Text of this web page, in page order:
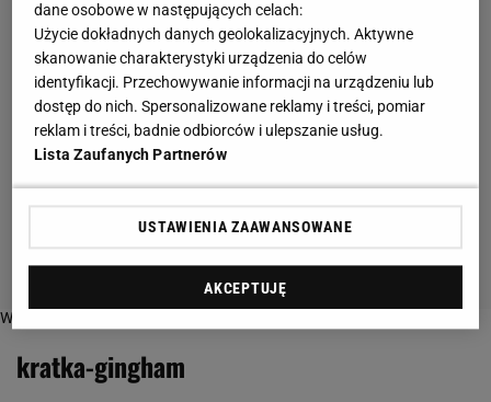
kratka-gingham
dane osobowe w następujących celach:
Użycie dokładnych danych geolokalizacyjnych. Aktywne
skanowanie charakterystyki urządzenia do celów
identyfikacji. Przechowywanie informacji na urządzeniu lub
dostęp do nich. Spersonalizowane reklamy i treści, pomiar
reklam i treści, badnie odbiorców i ulepszanie usług.
Lista Zaufanych Partnerów
USTAWIENIA ZAAWANSOWANE
AKCEPTUJĘ